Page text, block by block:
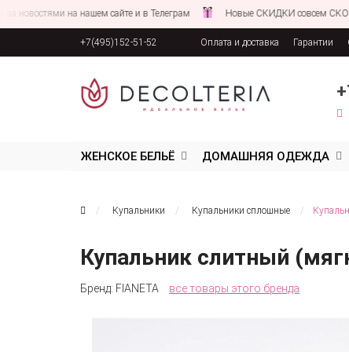
на нашем сайте и в Телеграм Новые СКИДКИ совсем СКОРО!
+7(495)152-51-52 Оплата и доставка Гарантии
ЖЕНСКОЕ БЕЛЬЁ ДОМАШНЯЯ ОДЕЖДА
Купальники Купальники сплошные
Купальник слитный
Бренд: FIANETA все товары этого бренда